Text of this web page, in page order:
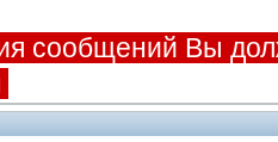
сообщений Вы